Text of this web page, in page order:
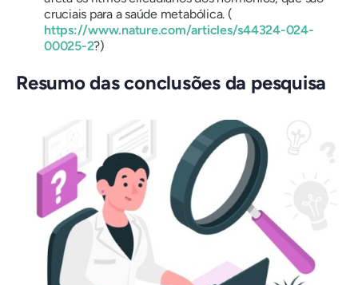
cruciais para a saúde metabólica. (
https://www.nature.com/articles/s44324-024-
00025-2?)
Resumo das conclusões da pesquisa